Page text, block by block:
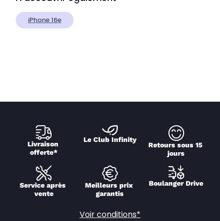
iPhone 16e
Livraison
offerte*
Le Club Infinity
Retours sous 15
jours
Service après
vente
Meilleurs prix
garantis
Boulanger Drive
Voir conditions*